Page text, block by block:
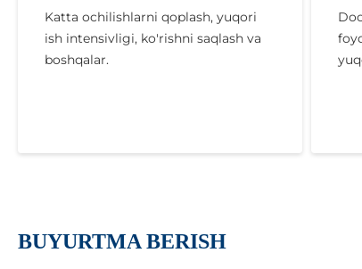
Katta ochilishlarni qoplash, yuqori
ish intensivligi, ko'rishni saqlash va
boshqalar.
BUYURTMA BERISH